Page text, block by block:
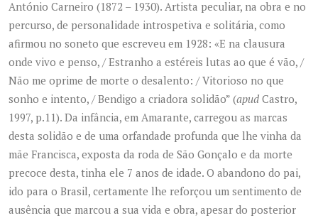
António Carneiro (1872 – 1930). Artista peculiar, na obra e no
percurso, de personalidade introspetiva e solitária, como
afirmou no soneto que escreveu em 1928: «E na clausura
onde vivo e penso, / Estranho a estéreis lutas ao que é vão, /
Não me oprime de morte o desalento: / Vitorioso no que
sonho e intento, / Bendigo a criadora solidão” (apud Castro,
1997, p.11). Da infância, em Amarante, carregou as marcas
desta solidão e de uma orfandade profunda que lhe vinha da
mãe Francisca, exposta da roda de São Gonçalo e da morte
precoce desta, tinha ele 7 anos de idade. O abandono do pai,
ido para o Brasil, certamente lhe reforçou um sentimento de
ausência que marcou a sua vida e obra, apesar do posterior